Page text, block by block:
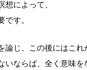
想によって、
です。
論じ、この後にはこれ
いならば、全く意味を